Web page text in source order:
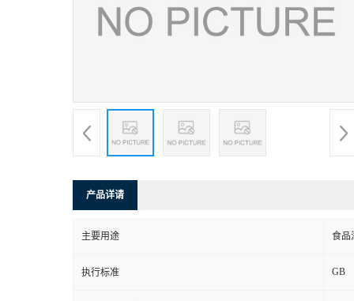
产品详请
主要用途 食品
执行标准 GB